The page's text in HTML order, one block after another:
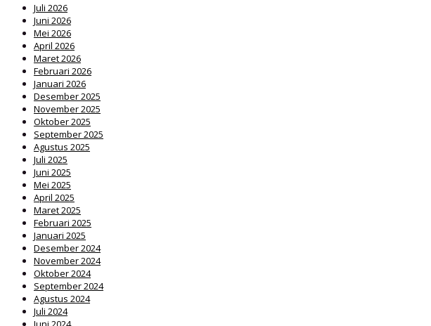
Juli 2026
Juni 2026
Mei 2026
April 2026
Maret 2026
Februari 2026
Januari 2026
Desember 2025
November 2025
Oktober 2025
September 2025
Agustus 2025
Juli 2025
Juni 2025
Mei 2025
April 2025
Maret 2025
Februari 2025
Januari 2025
Desember 2024
November 2024
Oktober 2024
September 2024
Agustus 2024
Juli 2024